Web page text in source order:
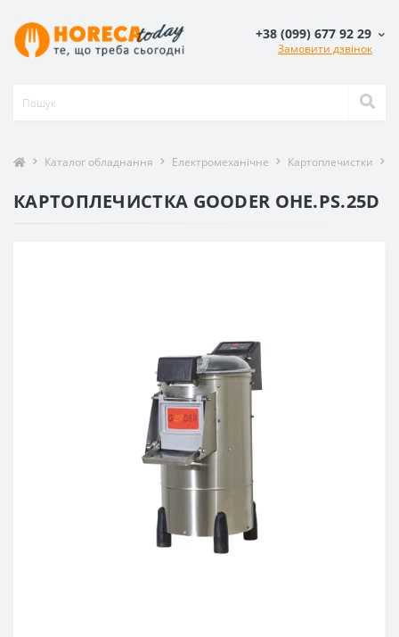
+38 (099) 677 92 29
Замовити дзвінок
Каталог обладнання Електромеханічне Картоплечистки
КАРТОПЛЕЧИСТКА GOODER OHE.PS.25D